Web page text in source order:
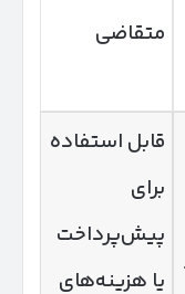
متقاضی
قابل استفاده
برای
پیش‌پرداخت
یا هزینه‌های